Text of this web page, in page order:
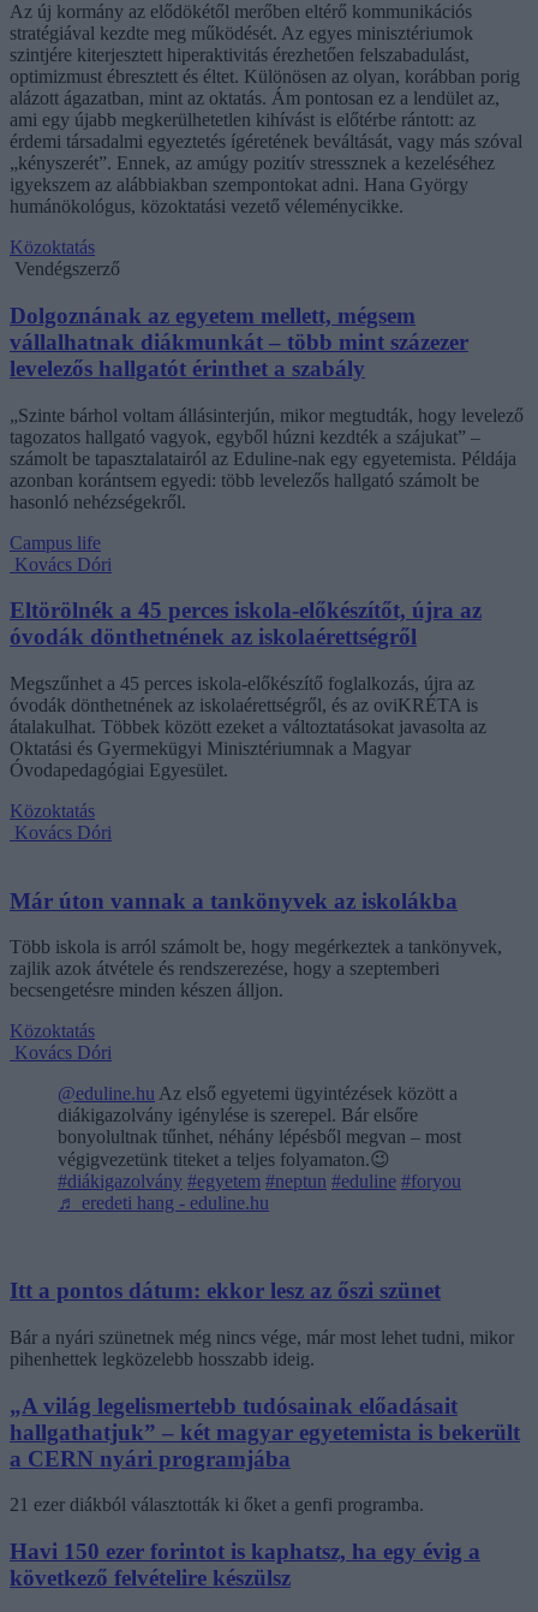
Az új kormány az elődökétől merőben eltérő kommunikációs
stratégiával kezdte meg működését. Az egyes minisztériumok
szintjére kiterjesztett hiperaktivitás érezhetően felszabadulást,
optimizmust ébresztett és éltet. Különösen az olyan, korábban porig
alázott ágazatban, mint az oktatás. Ám pontosan ez a lendület az,
ami egy újabb megkerülhetetlen kihívást is előtérbe rántott: az
érdemi társadalmi egyeztetés ígéretének beváltását, vagy más szóval
„kényszerét”. Ennek, az amúgy pozitív stressznek a kezeléséhez
igyekszem az alábbiakban szempontokat adni. Hana György
humánökológus, közoktatási vezető véleménycikke.
Közoktatás
Vendégszerző
Dolgoznának az egyetem mellett, mégsem
vállalhatnak diákmunkát – több mint százezer
levelezős hallgatót érinthet a szabály
„Szinte bárhol voltam állásinterjún, mikor megtudták, hogy levelező
tagozatos hallgató vagyok, egyből húzni kezdték a szájukat” –
számolt be tapasztalatairól az Eduline-nak egy egyetemista. Példája
azonban korántsem egyedi: több levelezős hallgató számolt be
hasonló nehézségekről.
Campus life
Kovács Dóri
Eltörölnék a 45 perces iskola-előkészítőt, újra az
óvodák dönthetnének az iskolaérettségről
Megszűnhet a 45 perces iskola-előkészítő foglalkozás, újra az
óvodák dönthetnének az iskolaérettségről, és az oviKRÉTA is
átalakulhat. Többek között ezeket a változtatásokat javasolta az
Oktatási és Gyermekügyi Minisztériumnak a Magyar
Óvodapedagógiai Egyesület.
Közoktatás
Kovács Dóri
Már úton vannak a tankönyvek az iskolákba
Több iskola is arról számolt be, hogy megérkeztek a tankönyvek,
zajlik azok átvétele és rendszerezése, hogy a szeptemberi
becsengetésre minden készen álljon.
Közoktatás
Kovács Dóri
@eduline.hu Az első egyetemi ügyintézések között a
diákigazolvány igénylése is szerepel. Bár elsőre
bonyolultnak tűnhet, néhány lépésből megvan – most
végigvezetünk titeket a teljes folyamaton.😉
#diákigazolvány #egyetem #neptun #eduline #foryou
♬ eredeti hang - eduline.hu
Itt a pontos dátum: ekkor lesz az őszi szünet
Bár a nyári szünetnek még nincs vége, már most lehet tudni, mikor
pihenhettek legközelebb hosszabb ideig.
„A világ legelismertebb tudósainak előadásait
hallgathatjuk” – két magyar egyetemista is bekerült
a CERN nyári programjába
21 ezer diákból választották ki őket a genfi programba.
Havi 150 ezer forintot is kaphatsz, ha egy évig a
következő felvételire készülsz